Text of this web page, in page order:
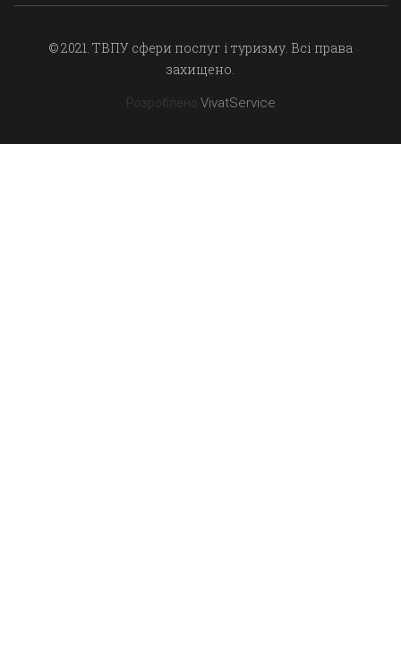
© 2021. ТВПУ сфери послуг і туризму. Всі права
захищено.
Розроблено VivatService